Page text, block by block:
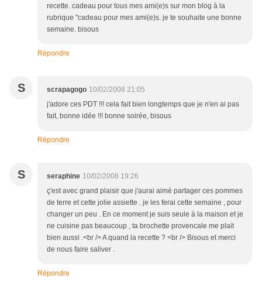
recette. cadeau pour tous mes ami(e)s sur mon blog à la
rubrique "cadeau pour mes ami(e)s. je te souhaite une bonne
semaine. bisous
Répondre
S scrapagogo 10/02/2008 21:05
j'adore ces PDT !!! cela fait bien longtemps que je n'en ai pas
fait, bonne idée !!! bonne soirée, bisous
Répondre
S seraphine 10/02/2008 19:26
ç'est avec grand plaisir que j'aurai aimé partager ces pommes
de terre et cette jolie assiette . je les ferai cette semaine , pour
changer un peu . En ce moment je suis seule à la maison et je
ne cuisine pas beaucoup , ta brochette provencale me plait
bien aussi .<br /> A quand la recette ? <br /> Bisous et merci
de nous faire saliver .
Répondre